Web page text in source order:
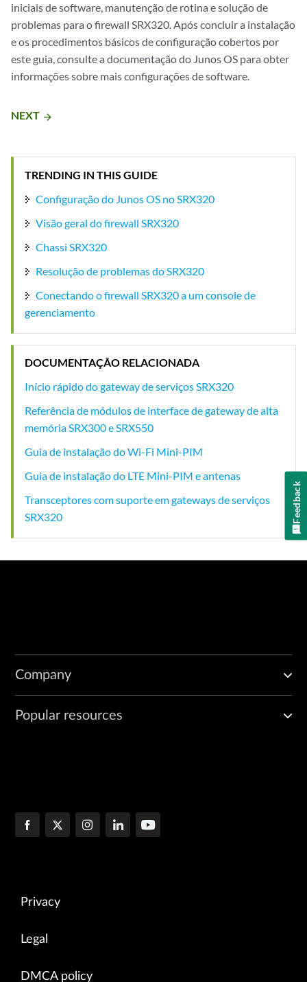
iniciais de software, manutenção de rotina e solução de
problemas para o firewall SRX320. Após concluir a instalação
e os procedimentos básicos de configuração cobertos por
este guia, consulte a documentação do Junos OS para obter
informações sobre mais configurações de software.
NEXT arrow_forward
TRENDING IN THIS GUIDE
Configuração do Junos OS no SRX320
Visão geral do firewall SRX320
Chassi SRX320
Resolução de problemas do SRX320
Conectando o firewall SRX320 a um console de
gerenciamento
DOCUMENTAÇÃO RELACIONADA
Início rápido do gateway de serviços SRX320
Referência de módulos de interface de gateway de alta
memória SRX300 e SRX550
Guia de instalação do Wi-Fi Mini-PIM
Guia de instalação do LTE Mini-PIM e antenas
Transceptores com suporte em gateways de serviços
SRX320
Company
Popular resources
Privacy
Legal
DMCA policy
Feedback